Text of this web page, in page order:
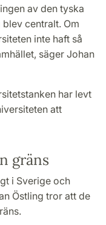
av den tyska
centralt. Om
inte haft så
säger Johan
har levt
att
gräns
i Sverige och
Östling tror att de